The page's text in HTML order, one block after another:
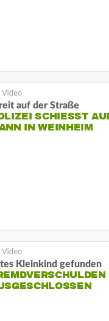
auf der Straße
SCHIESST AUF
IN WEINHEIM
Kleinkind gefunden